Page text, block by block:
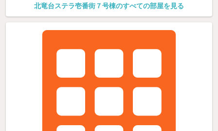
北竜台ステラ壱番街７号棟のすべての部屋を見る